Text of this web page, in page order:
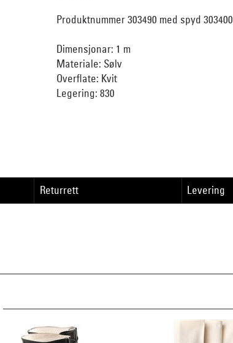
Produktnummer 303490 med spyd 303400
Dimensjonar: 1 m
Materiale: Sølv
Overflate: Kvit
Legering: 830
Returrett Levering